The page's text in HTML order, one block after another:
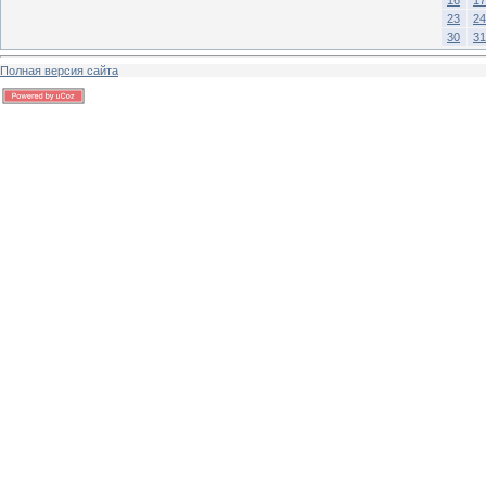
23
24
30
31
Полная версия сайта